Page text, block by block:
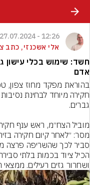
12:26 - 27.07.2024
אלי אשכנזי, כתב
חשד: שימוש בכלי עישון
אדם
ושחרור גזים רעילים.